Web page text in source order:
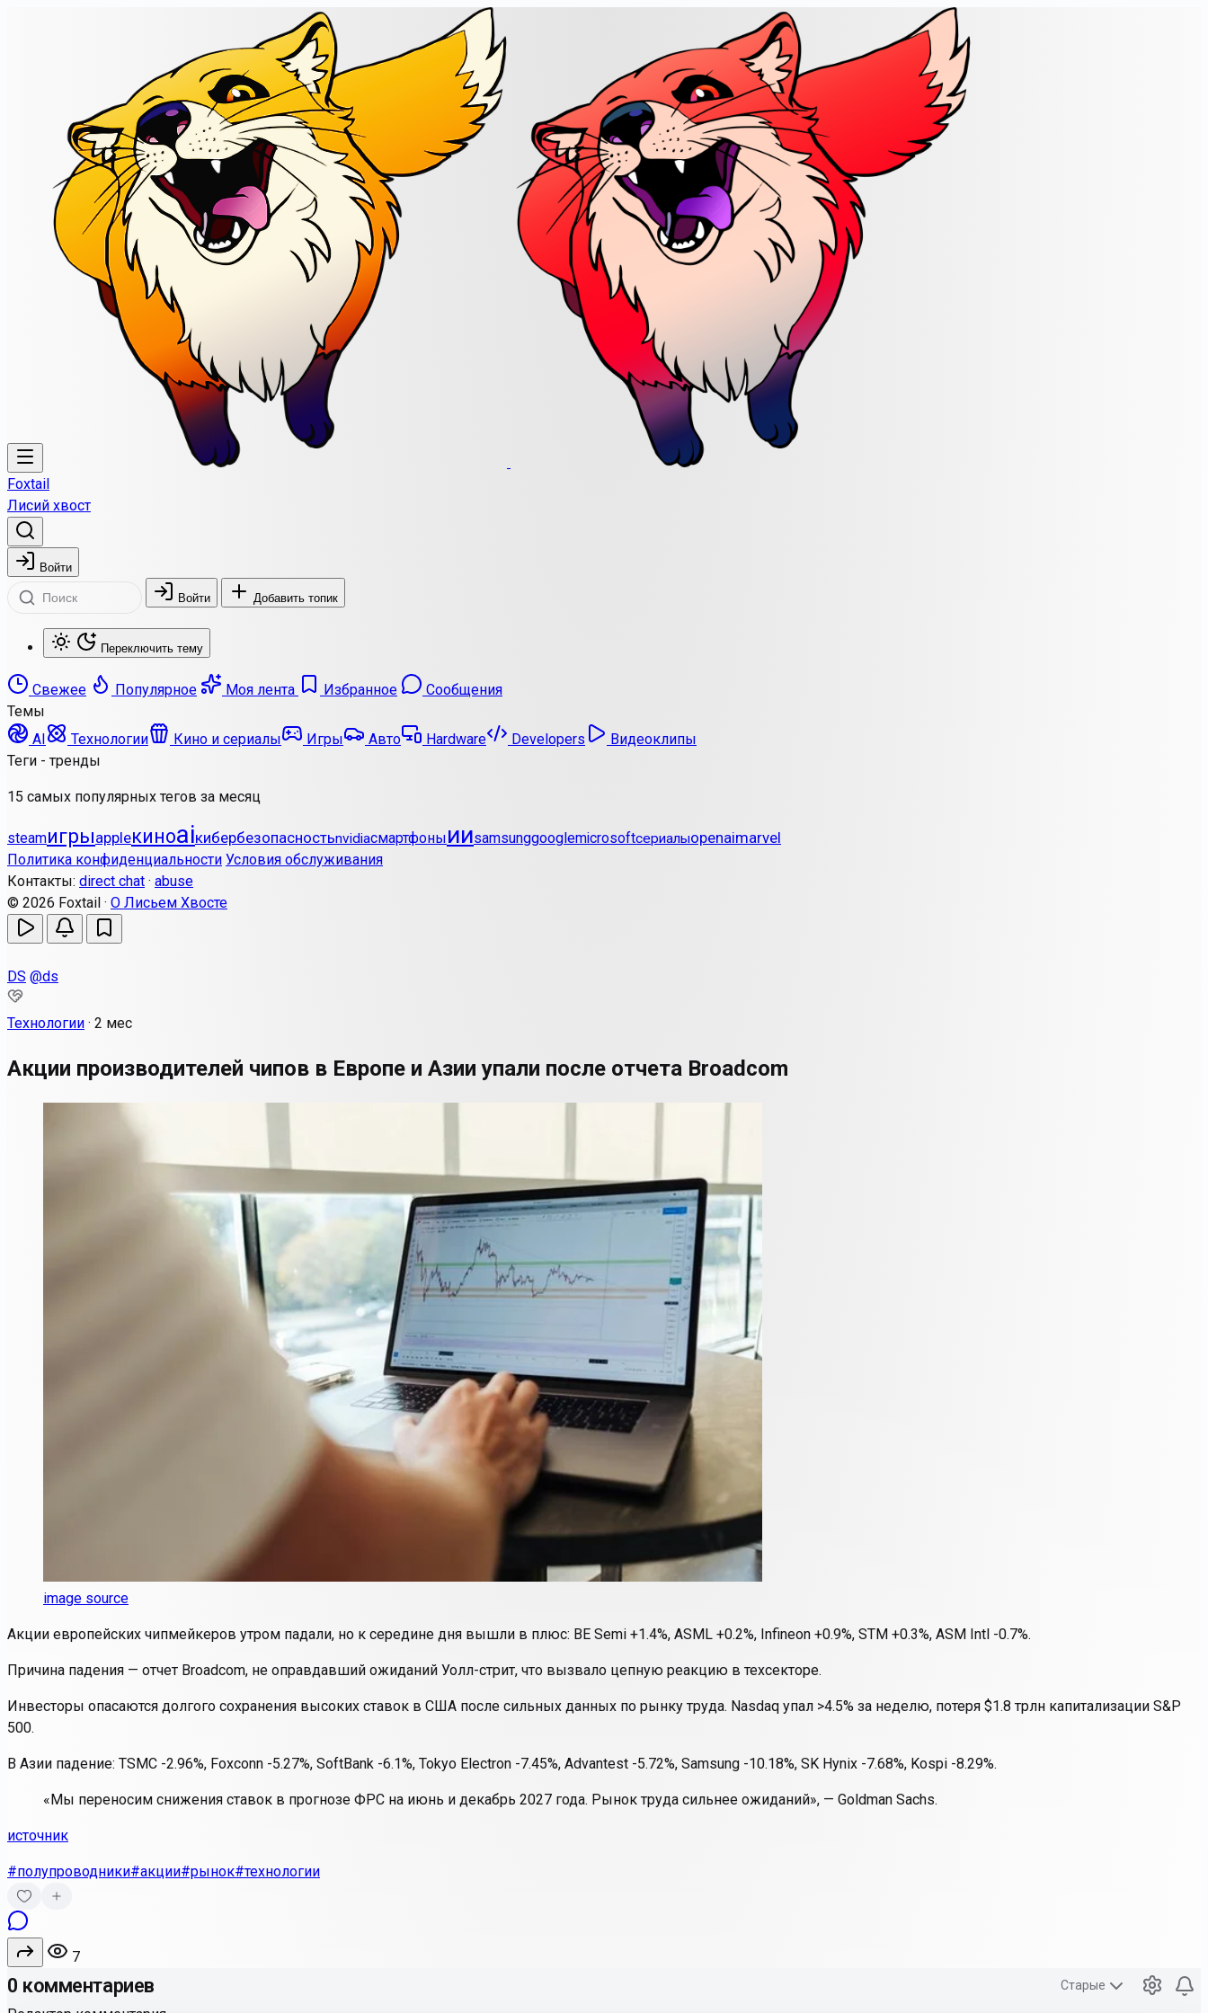
Foxtail
Лисий хвост
Войти
Войти Добавить топик
Переключить тему
Свежее Популярное Моя лента Избранное
Сообщения
Темы
AI
Технологии Кино и сериалы Игры Авто Hardware Developers
Видеоклипы
Теги - тренды
15 самых популярных тегов за месяц
steamигрыappleкиноaiкибербезопасностьnvidiaсмартфоныииsamsunggooglemicrosoftсериалыopenaimarvel
Политика конфиденциальности Условия обслуживания
Контакты: direct chat · abuse
© 2026 Foxtail · О Лисьем Хвосте
DS @ds
Технологии · 2 мес
Акции производителей чипов в Европе и Азии упали после отчета Broadcom
image source
Акции европейских чипмейкеров утром падали, но к середине дня вышли в плюс: BE Semi +1.4%, ASML +0.2%, Infineon +0.9%, STM +0.3%, ASM Intl -0.7%.
Причина падения — отчет Broadcom, не оправдавший ожиданий Уолл-стрит, что вызвало цепную реакцию в техсекторе.
Инвесторы опасаются долгого сохранения высоких ставок в США после сильных данных по рынку труда. Nasdaq упал >4.5% за неделю, потеря $1.8 трлн капитализации S&P
500.
В Азии падение: TSMC -2.96%, Foxconn -5.27%, SoftBank -6.1%, Tokyo Electron -7.45%, Advantest -5.72%, Samsung -10.18%, SK Hynix -7.68%, Kospi -8.29%.
«Мы переносим снижения ставок в прогнозе ФРС на июнь и декабрь 2027 года. Рынок труда сильнее ожиданий», — Goldman Sachs.
источник
#полупроводники#акции#рынок#технологии
7
0 комментариев Старые